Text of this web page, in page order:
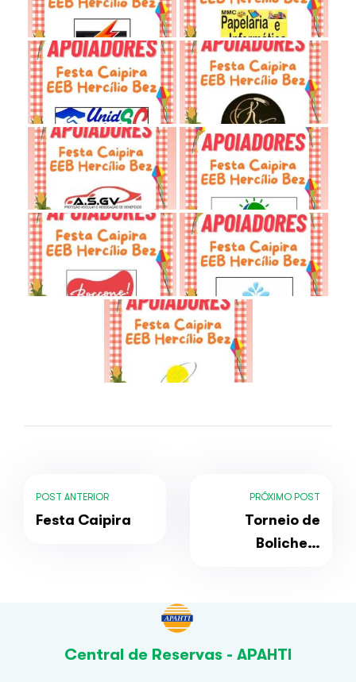
POST ANTERIOR
Festa Caipira
PRÓXIMO POST
Torneio de
Boliche –
Central de Reservas - APAHTI